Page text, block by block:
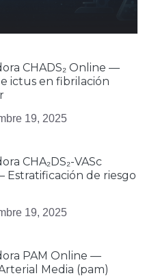
CHADS₂ Online —
ictus en fibrilación
19, 2025
CHA₂DS₂-VASc
Estratificación de riesgo
19, 2025
PAM Online —
Media (pam)